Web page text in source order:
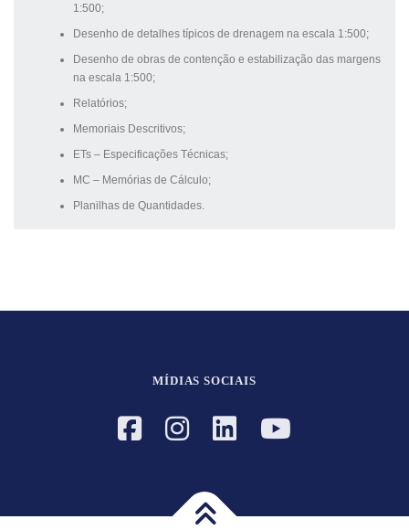
1:500;
Desenho de detalhes típicos de drenagem na escala 1:500;
Desenho de obras de contenção e estabilização das margens
na escala 1:500;
Relatórios;
Memoriais Descritivos;
ETs – Especificações Técnicas;
MC – Memórias de Cálculo;
Planilhas de Quantidades.
MÍDIAS SOCIAIS